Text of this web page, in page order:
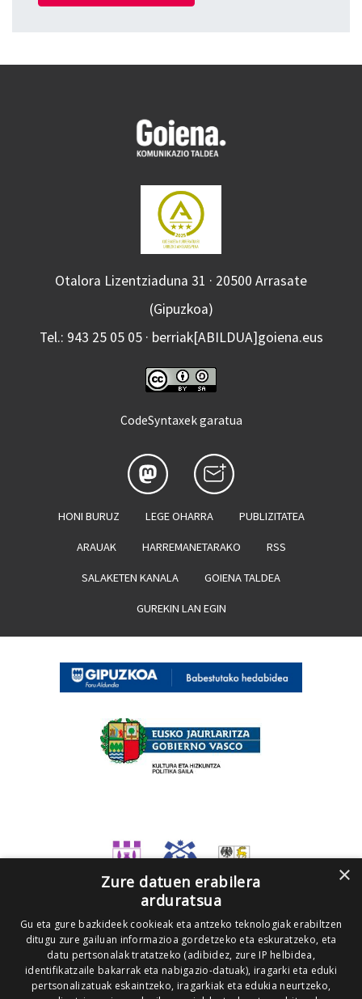
Otalora Lizentziaduna 31 · 20500 Arrasate
(Gipuzkoa)
Tel.: 943 25 05 05 · berriak[ABILDUA]goiena.eus
CodeSyntaxek garatua
HONI BURUZ LEGE OHARRA PUBLIZITATEA
ARAUAK HARREMANETARAKO RSS
SALAKETEN KANALA GOIENA TALDEA
GUREKIN LAN EGIN
×
Zure datuen erabilera
arduratsua
Gu eta gure bazkideek cookieak eta antzeko teknologiak erabiltzen
ditugu zure gailuan informazioa gordetzeko eta eskuratzeko, eta
datu pertsonalak tratatzeko (adibidez, zure IP helbidea,
identifikatzaile bakarrak eta nabigazio-datuak), iragarki eta eduki
pertsonalizatuak eskaintzeko, iragarkiak eta edukia neurtzeko,